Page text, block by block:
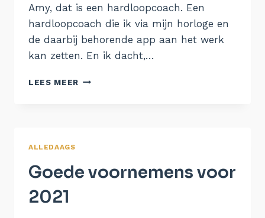
Amy, dat is een hardloopcoach. Een
hardloopcoach die ik via mijn horloge en
de daarbij behorende app aan het werk
kan zetten. En ik dacht,…
LEES MEER AMY
ALLEDAAGS
Goede voornemens voor
2021